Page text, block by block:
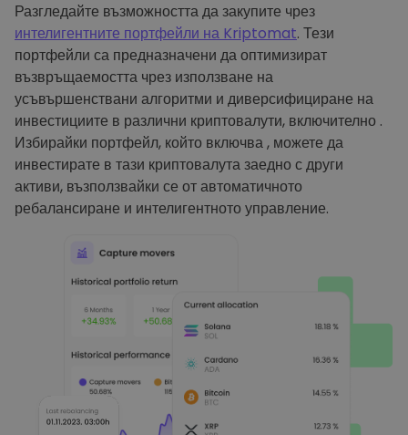
Разгледайте възможността да закупите чрез
интелигентните портфейли на Kriptomat. Тези
портфейли са предназначени да оптимизират
възвръщаемостта чрез използване на
усъвършенствани алгоритми и диверсифициране на
инвестициите в различни криптовалути, включително .
Избирайки портфейл, който включва , можете да
инвестирате в тази криптовалута заедно с други
активи, възползвайки се от автоматичното
ребалансиране и интелигентното управление.